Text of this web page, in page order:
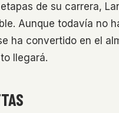
de su carrera,
Aunque todavía no
ha convertido en el
llegará.